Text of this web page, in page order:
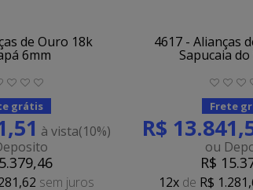
de Ouro 18k
6mm
grátis
à vista(10%)
sem juros
4617 - Alianças
Sapucaia
Frete
R$
ou
R$
12x de R$